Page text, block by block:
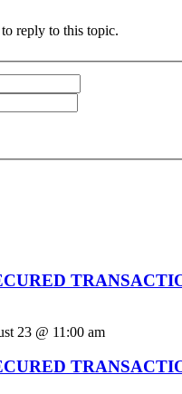
reply to this topic.
23 @ 11:00 am